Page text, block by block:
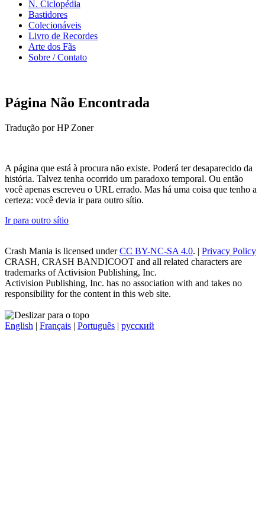
N. Ciclopédia
Bastidores
Colecionáveis
Livro de Recordes
Arte dos Fãs
Sobre / Contato
Página Não Encontrada
Tradução por HP Zoner
A página que está à procura não existe. Poderá ter desaparecido da
história. Talvez tenha ocorrido um paradoxo temporal. Ou então
você apenas escreveu o URL errado. Mas há uma coisa que tenho a
certeza: você devia ir para outro sítio.
Ir para outro sítio
Crash Mania is licensed underCC BY-NC-SA 4.0. | Privacy Policy
CRASH, CRASH BANDICOOT and all related characters are
trademarks of Activision Publishing, Inc.
Activision Publishing, Inc. has no association with and takes no
responsibility for the content in this web site.
English | Français | Português | русский